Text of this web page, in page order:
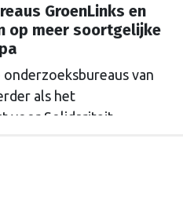
GroenLinks en
op meer soortgelijke
van
als het
voor Solidariteit.
een aantal ego's over
springen", zegt zij.